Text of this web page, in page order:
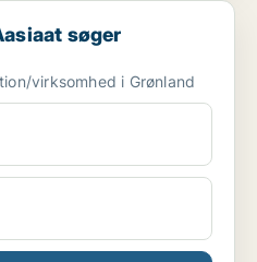
salgsmedarbejder
søger
virksomhed i Grønland